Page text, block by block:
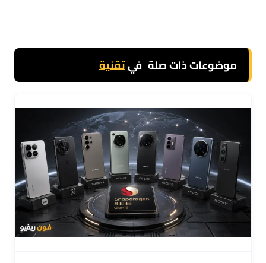
موضوعات ذات صلة فيتقنية